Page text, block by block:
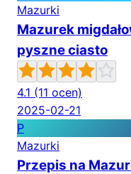
Mazurki
Mazurek
pyszne ciasto
4.1 (11 ocen)
2025-02-21
P
Mazurki
Przepis na